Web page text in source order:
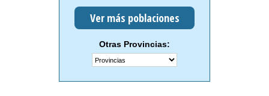
Ver más poblaciones
Otras Provincias: